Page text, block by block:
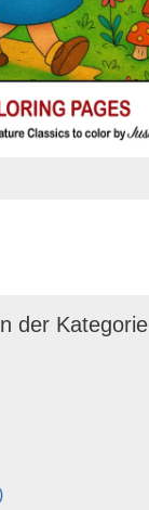
der Kategorie